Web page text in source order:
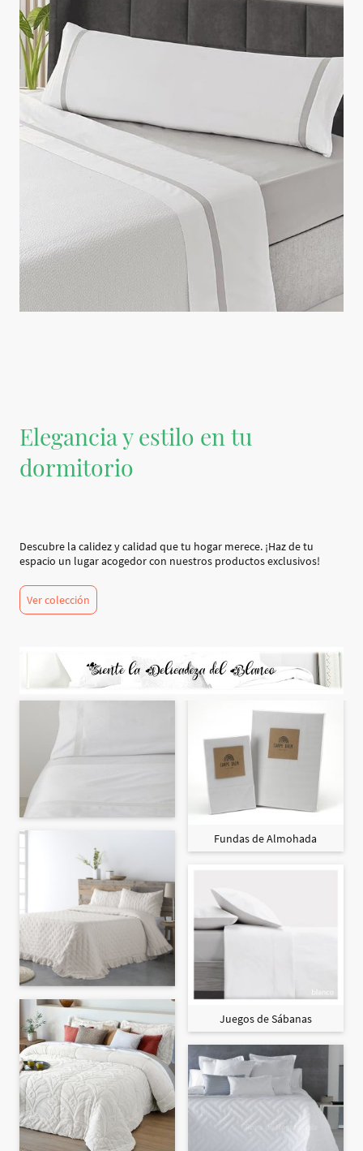
Elegancia y estilo en tu
dormitorio
Descubre la calidez y calidad que tu hogar merece. ¡Haz de tu
espacio un lugar acogedor con nuestros productos exclusivos!
Ver colección
Fundas de Almohada
Juegos de Sábanas